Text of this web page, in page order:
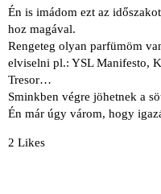
Én is imádom ezt az
hoz magával.
Rengeteg olyan parfümöm
elviselni pl.: YSL Manifesto,
Tresor…
Sminkben végre jöhetnek a
Én már úgy várom, hogy
2 Likes